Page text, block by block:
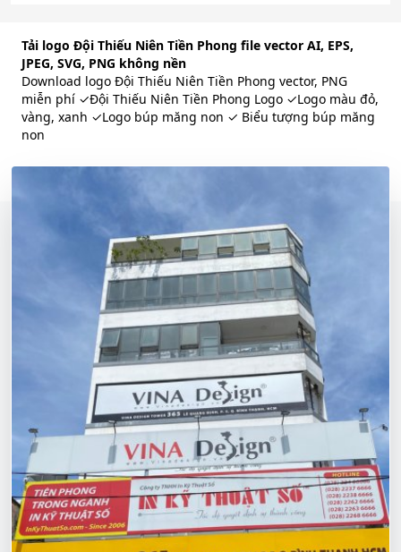
Tải logo Đội Thiếu Niên Tiền Phong file vector AI, EPS,
JPEG, SVG, PNG không nền
Download logo Đội Thiếu Niên Tiền Phong vector, PNG
miễn phí ✓Đội Thiếu Niên Tiền Phong Logo ✓Logo màu đỏ,
vàng, xanh ✓Logo búp măng non ✓ Biểu tượng búp măng
non